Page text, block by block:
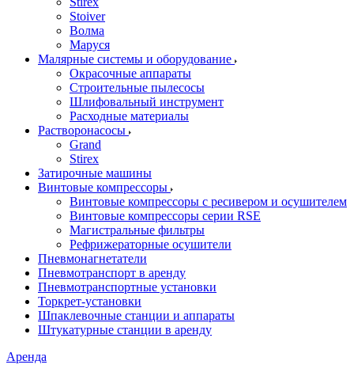
Stoiver
Волма
Маруся
Малярные системы и оборудование
Окрасочные аппараты
Строительные пылесосы
Шлифовальный инструмент
Расходные материалы
Растворонасосы
Grand
Stirex
Затирочные машины
Винтовые компрессоры
Винтовые компрессоры с ресивером и осушителем
Винтовые компрессоры серии RSE
Магистральные фильтры
Рефрижераторные осушители
Пневмонагнетатели
Пневмотранспорт в аренду
Пневмотранспортные установки
Торкрет-установки
Шпаклевочные станции и аппараты
Штукатурные станции в аренду
Аренда